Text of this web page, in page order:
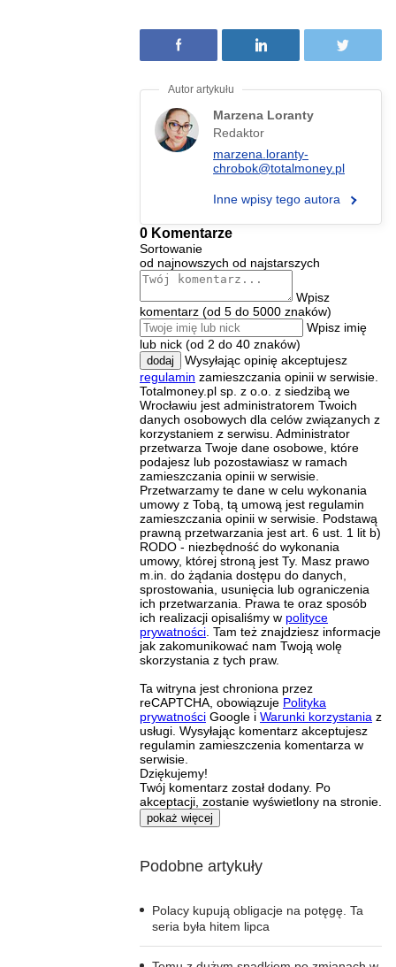
Marzena Loranty
Redaktor
marzena.loranty-
chrobok@totalmoney.pl
Inne wpisy tego autora
0 Komentarze
Sortowanie
od najnowszych od najstarszych
Wpisz
komentarz (od 5 do 5000 znaków)
Wpisz imię
lub nick (od 2 do 40 znaków)
dodaj
Wysyłając opinię akceptujesz
regulamin zamieszczania opinii w serwisie.
Totalmoney.pl sp. z o.o. z siedzibą we
Wrocławiu jest administratorem Twoich
danych osobowych dla celów związanych z
korzystaniem z serwisu. Administrator
przetwarza Twoje dane osobowe, które
podajesz lub pozostawiasz w ramach
zamieszczania opinii w serwisie.
Przetwarzamy te dane w celu wykonania
umowy z Tobą, tą umową jest regulamin
zamieszczania opinii w serwisie. Podstawą
prawną przetwarzania jest art. 6 ust. 1 lit b)
RODO - niezbędność do wykonania
umowy, której stroną jest Ty. Masz prawo
m.in. do żądania dostępu do danych,
sprostowania, usunięcia lub ograniczenia
ich przetwarzania. Prawa te oraz sposób
ich realizacji opisaliśmy w polityce
prywatności . Tam też znajdziesz informacje
jak zakomunikować nam Twoją wolę
skorzystania z tych praw.
Ta witryna jest chroniona przez
reCAPTCHA, obowiązuje Polityka
prywatności Google i Warunki korzystania z
usługi. Wysyłając komentarz akceptujesz
regulamin zamieszczenia komentarza w
serwisie.
Dziękujemy!
Twój komentarz został dodany. Po
akceptacji, zostanie wyświetlony na stronie.
pokaż więcej
Podobne artykuły
Polacy kupują obligacje na potęgę. Ta
seria była hitem lipca